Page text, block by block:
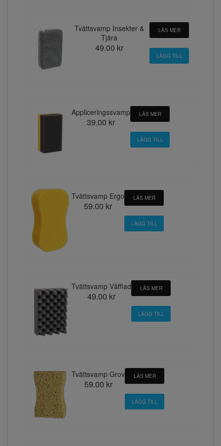
Tvättsvamp Insekter &
Tjära
49.00 kr
LÄS MER
Appliceringssvamp
39.00 kr
LÄS MER
Tvättsvamp Ergo
59.00 kr
LÄS MER
Tvättsvamp Våfflad
49.00 kr
LÄS MER
Tvättsvamp Grov
59.00 kr
LÄS MER